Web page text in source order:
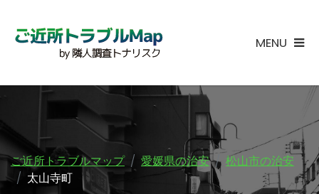
MENU
ご近所トラブルマップ 愛媛県の治安
松山市の治安
太山寺町